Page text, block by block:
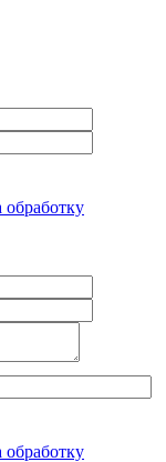
обработку
обработку